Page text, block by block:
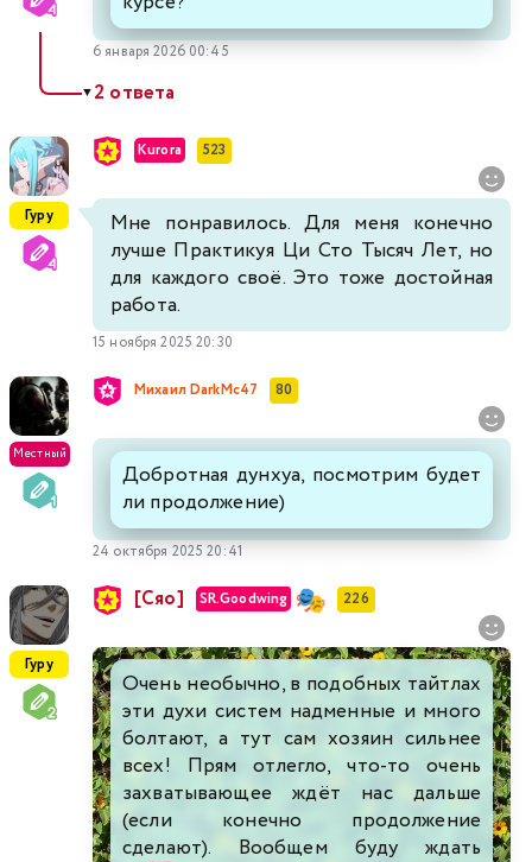
6 января 2026 00:45
▼2 ответа
Гуру
Kurora 523
Мне понравилось. Для меня конечно
лучше Практикуя Ци Сто Тысяч Лет, но
для каждого своё. Это тоже достойная
работа.
15 ноября 2025 20:30
Местный
Михаил DarkMc47 80
Добротная дунхуа, посмотрим будет
ли продолжение)
24 октября 2025 20:41
Гуру
[Сяо] SR.Goodwing 226
Очень необычно, в подобных тайтлах
эти духи систем надменные и много
болтают, а тут сам хозяин сильнее
всех! Прям отлегло, что-то очень
захватывающее ждёт нас дальше
(если конечно продолжение
сделают). Вообщем буду ждать